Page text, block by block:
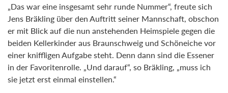
„Das war eine insgesamt sehr runde Nummer“, freute sich
Jens Bräkling über den Auftritt seiner Mannschaft, obschon
er mit Blick auf die nun anstehenden Heimspiele gegen die
beiden Kellerkinder aus Braunschweig und Schöneiche vor
einer kniffligen Aufgabe steht. Denn dann sind die Essener
in der Favoritenrolle. „Und darauf“, so Bräkling, „muss ich
sie jetzt erst einmal einstellen.“